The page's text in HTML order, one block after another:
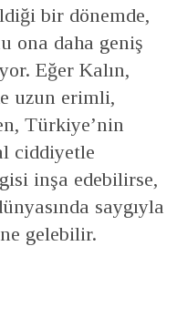
bir dönemde,
ona daha geniş
Eğer Kalın,
uzun erimli,
Türkiye’nin
ciddiyetle
inşa edebilirse,
saygıyla
gelebilir.